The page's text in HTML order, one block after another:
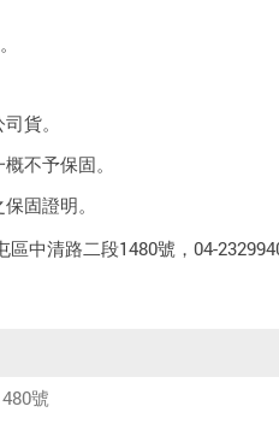
貨。
不予保固。
固證明。
中清路二段1480號，04-
號